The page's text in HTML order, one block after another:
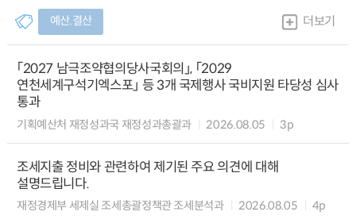
예산.결산 더보기
「2027 남극조약협의당사국회의」, 「2029
연천세계구석기엑스포」 등 3개 국제행사 국비지원 타당성 심사
통과
기획예산처 재정성과국 재정성과총괄과 2026.08.05 3p
조세지출 정비와 관련하여 제기된 주요 의견에 대해
설명드립니다.
재정경제부 세제실 조세총괄정책관 조세분석과 2026.08.05 4p